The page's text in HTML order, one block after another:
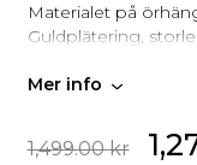
Materialet på
Guldplätering,
Mer info
1,499.00kr